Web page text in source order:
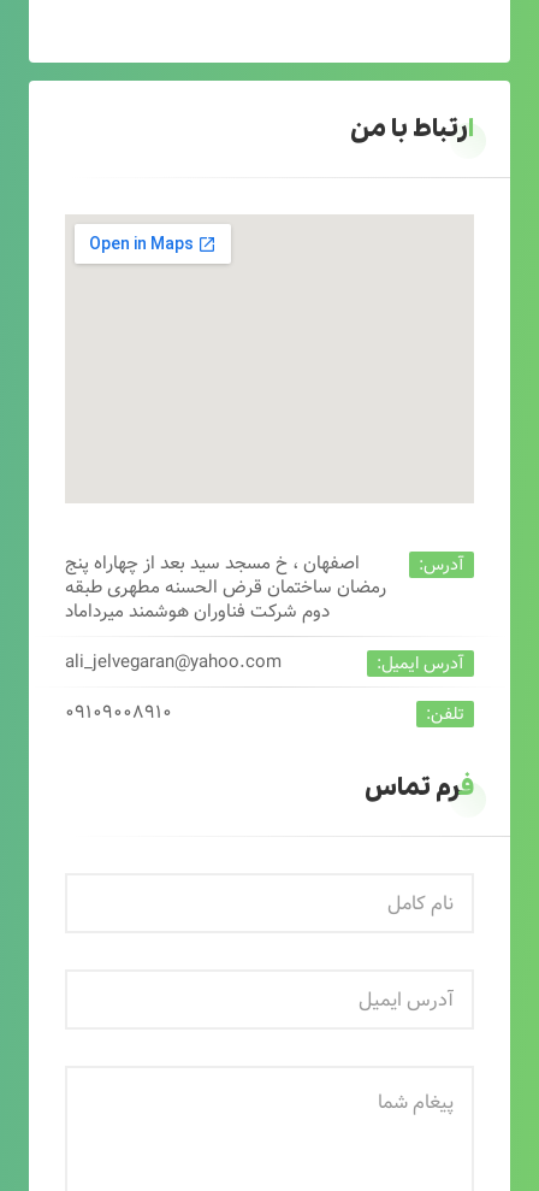
ارتباط با من
آدرس:
اصفهان ، خ مسجد سید بعد از چهاراه پنج
رمضان ساختمان قرض الحسنه مطهری طبقه
دوم شرکت فناوران هوشمند میرداماد
آدرس ایمیل: ali_jelvegaran@yahoo.com
تلفن: ۰۹۱۰۹۰۰۸۹۱۰
فرم تماس